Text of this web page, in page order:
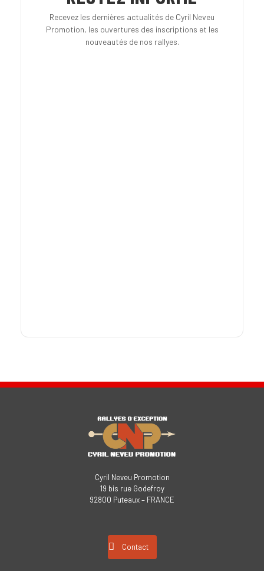
Recevez les dernières actualités de Cyril Neveu
Promotion, les ouvertures des inscriptions et les
nouveautés de nos rallyes.
Cyril Neveu Promotion
19 bis rue Godefroy
92800 Puteaux – FRANCE
Contact